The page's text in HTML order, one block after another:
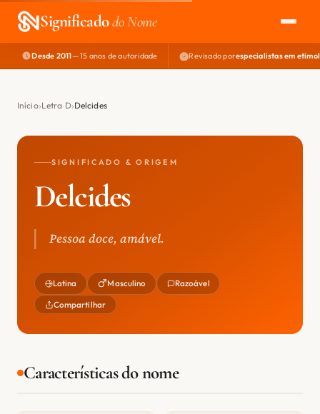
Significadodo Nome
EXPLORAR
NOME PERFEITO
Desde 2011— 15 anos de autoridade Revisado porespecialistas em
Início Letra D Delcides
SIGNIFICADO & ORIGEM
Delcides
Pessoa doce, amável.
Latina Masculino Razoável
Compartilhar
Características do nome